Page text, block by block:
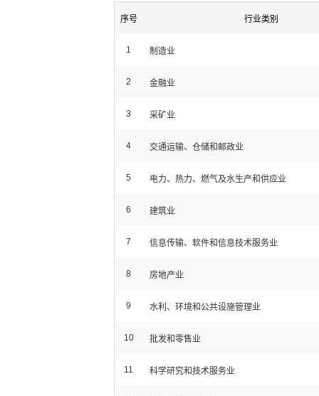
序号 行业类别
1 制造业
2 金融业
3 采矿业
4 交通运输、仓储和邮政业
5 电力、热力、燃气及水生产和供应业
6 建筑业
7 信息传输、软件和信息技术服务业
8 房地产业
9 水利、环境和公共设施管理业
10 批发和零售业
11 科学研究和技术服务业